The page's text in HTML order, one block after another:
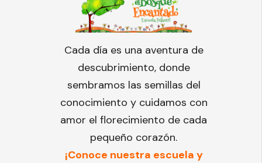
Cada día es una aventura de
descubrimiento, donde
sembramos las semillas del
conocimiento y cuidamos con
amor el florecimiento de cada
pequeño corazón.
¡Conoce nuestra escuela y